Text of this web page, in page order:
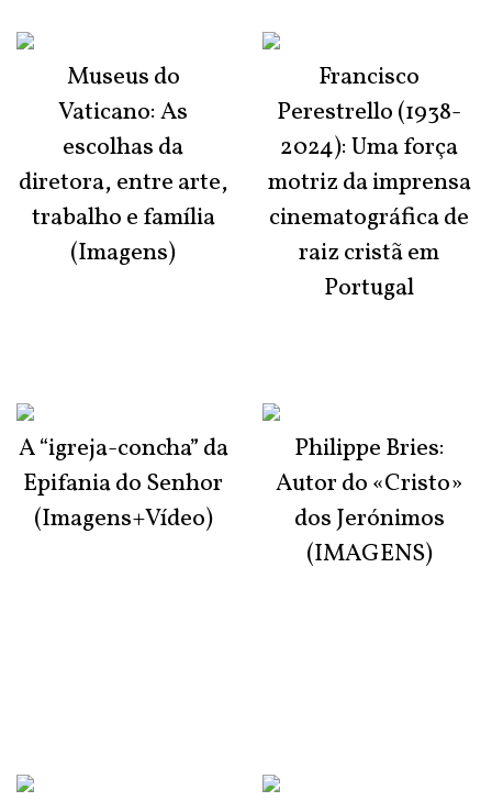
Museus do
Vaticano: As
escolhas da
diretora, entre arte,
trabalho e família
(Imagens)
A “igreja-concha” da
Epifania do Senhor
(Imagens+Vídeo)
Francisco
Perestrello (1938-
2024): Uma força
motriz da imprensa
cinematográfica de
raiz cristã em
Portugal
Philippe Bries:
Autor do «Cristo»
dos Jerónimos
(IMAGENS)